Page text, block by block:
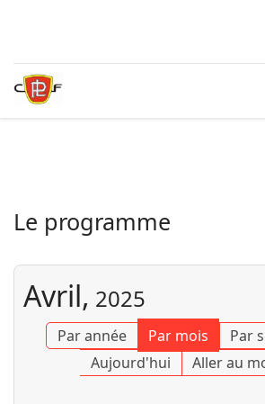
Le programme
Avril, 2025
Par année Par mois
Par
Aujourd'hui
Aller au